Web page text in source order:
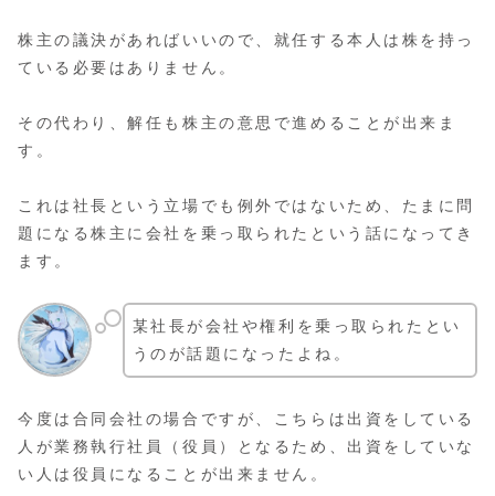
株主の議決があればいいので、就任する本人は株を持っ
ている必要はありません。
その代わり、解任も株主の意思で進めることが出来ま
す。
これは社長という立場でも例外ではないため、たまに問
題になる株主に会社を乗っ取られたという話になってき
ます。
某社長が会社や権利を乗っ取られたとい
うのが話題になったよね。
今度は合同会社の場合ですが、こちらは出資をしている
人が業務執行社員（役員）となるため、出資をしていな
い人は役員になることが出来ません。